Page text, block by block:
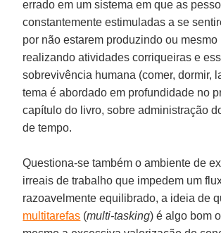
errado em um sistema em que as
constantemente estimuladas a se
por não estarem produzindo ou mesmo
realizando atividades corriqueiras e
sobrevivência humana (comer, dormir,
tema é abordado em profundidade no
capítulo do livro, sobre administração
de tempo.
Questiona-se também o ambiente de
irreais de trabalho que impedem um
razoavelmente equilibrado, a ideia de
multitarefas (multi-tasking) é algo bom